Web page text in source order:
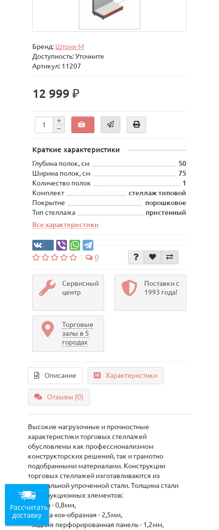
Бренд: Штрих-М
Доступность: Уточните
Артикул: 11207
12 999 ₽
Краткие характеристики
Глубина полок, см
50
Ширина полок, см
75
Количество полок
1
Комплект
стеллаж типовой
Покрытие
порошковое
Тип стеллажа
пристенный
Все характеристики
0
Сервисный
центр
Поставки с
1993 года!
Торговые
залы в 5
городах
Описание Характеристики
Отзывы (0)
Высокие нагрузочные и прочностные
характеристики торговых стеллажей
обусловлены как профессионализмом
конструкторских решений, так и грамотно
подобранными материалами. Конструкции
торговых стеллажей изготавливаются из
специальной упроченной стали. Толщина стали
конструкционных элементов:
- полка - 0,8мм,
- стойка «о»-образная - 2,5мм,
- задняя перфорированная панель - 1,2мм,
Рассчитать
доставку